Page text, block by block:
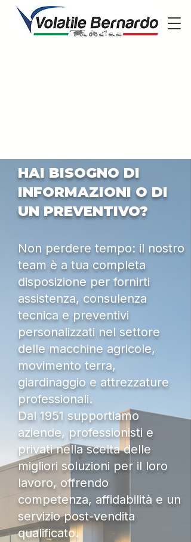
HAI BISOGNO DI
INFORMAZIONI O DI
UN PREVENTIVO?
Non perdere tempo: il nostro
team è a tua completa
disposizione per fornirti
assistenza, consulenza
tecnica e preventivi
personalizzati nel settore
delle macchine agricole,
movimento terra,
giardinaggio e attrezzature
professionali.
Dal 1951 supportiamo
aziende, professionisti e
privati nella scelta delle
migliori soluzioni per il loro
lavoro, offrendo
competenza, affidabilità e un
servizio post-vendita
qualificato.